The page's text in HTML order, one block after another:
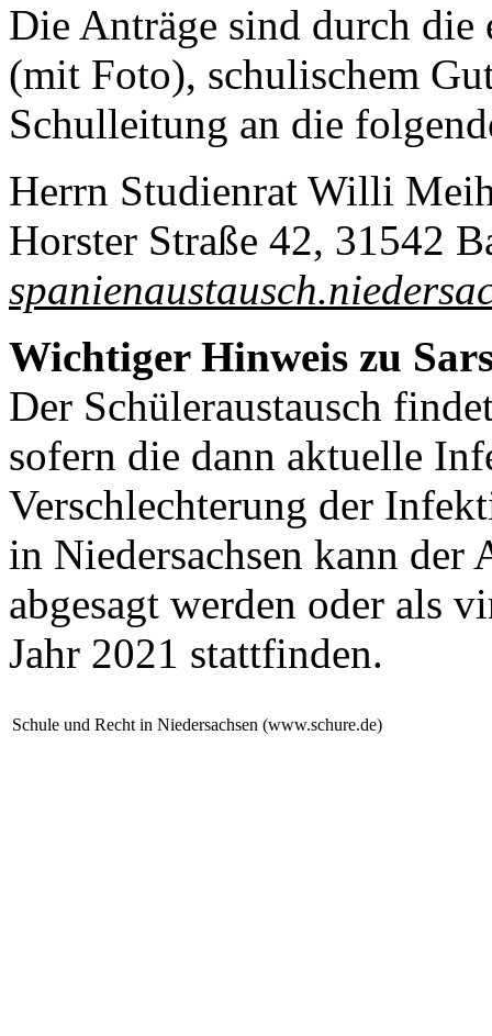
Die Anträge sind durch die
(mit Foto), schulischem
Schulleitung an die
Herrn Studienrat Willi
Horster Straße 42, 31542
Wichtiger Hinweis zu
Der Schüleraustausch
sofern die dann aktuelle
Verschlechterung der
in Niedersachsen kann der
abgesagt werden oder als
Jahr 2021 stattfinden.
Schule und Recht in Niedersachsen (www.schure.de)